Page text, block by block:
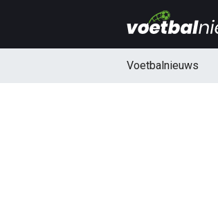
Voetbalnieuws